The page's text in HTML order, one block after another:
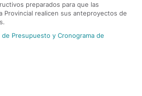
preparados para que las
Provincial realicen sus anteproyectos de
Presupuesto y Cronograma de